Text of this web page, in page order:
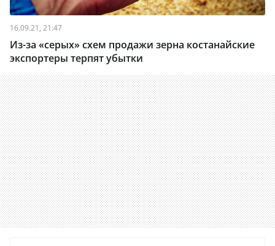
16.09.21, 21:47
Из-за «серых» схем продажи зерна костанайские
экспортеры терпят убытки